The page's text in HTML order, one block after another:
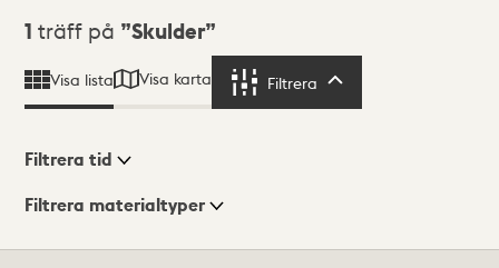
Sökresultat
1 träff på Skulder
Visa lista Visa karta Filtrera
Visningsläge
Filtrera tid
Filtrera materialtyper